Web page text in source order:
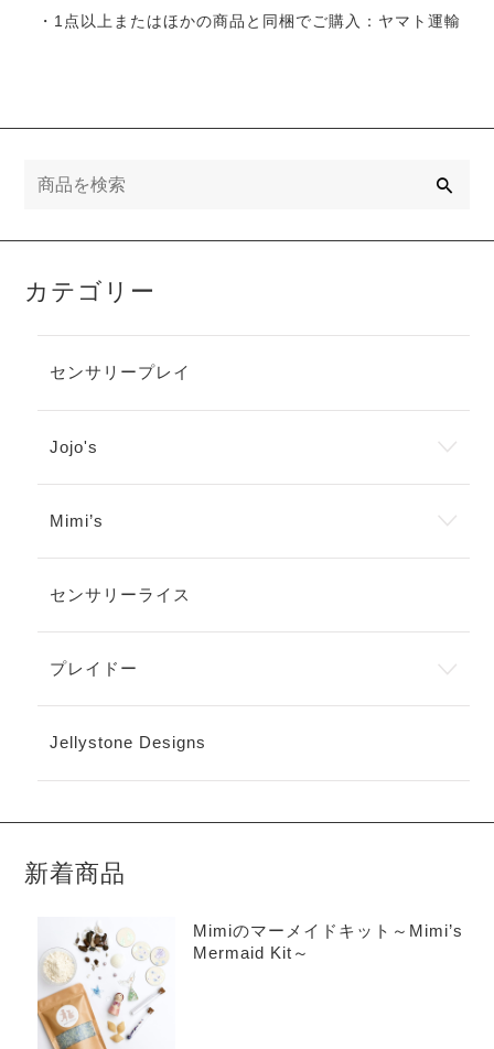
・1点以上またはほかの商品と同梱でご購入：ヤマト運輸
カテゴリー
センサリープレイ
Jojo's
Mimi’s
センサリーライス
プレイドー
Jellystone Designs
新着商品
Mimiのマーメイドキット～Mimi’s
Mermaid Kit～